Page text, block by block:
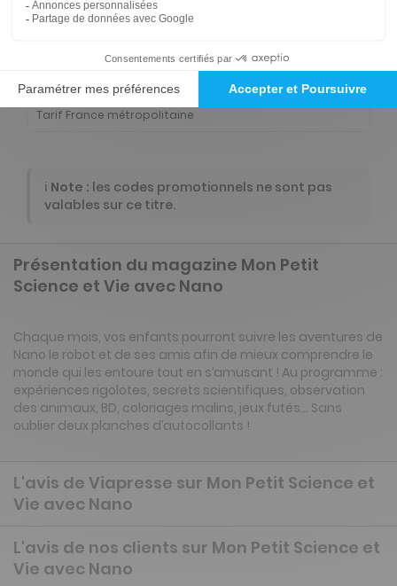
Papier + Version digitale offerte
98 Tarif Kiosque : 5€ 95
Prix par n° pendant 6 mois, puis 5,90 € par n°
Tarif France métropolitaine
ℹ️ Note : les codes promotionnels ne sont pas
valables sur ce titre.
Présentation du magazine Mon Petit
Science et Vie avec Nano
Chaque mois, vos enfants pourront suivre les aventures de
Nano le robot et de ses amis afin de mieux comprendre le
monde qui les entoure tout en s’amusant ! Au programme :
expériences rigolotes, secrets scientifiques, observation
des animaux, BD, coloriages malins, jeux futés… Sans
oublier deux planches d’autocollants !
L'avis de Viapresse sur Mon Petit Science et
Vie avec Nano
L'avis de nos clients sur Mon Petit Science et
Vie avec Nano